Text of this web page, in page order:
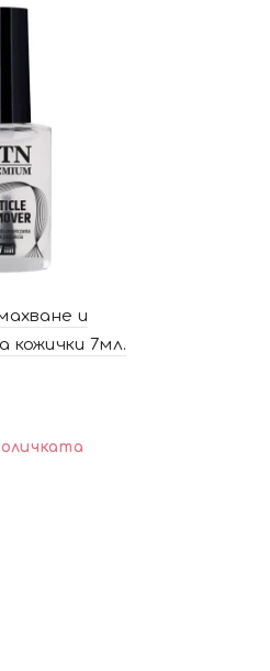
и
кожички 7мл.